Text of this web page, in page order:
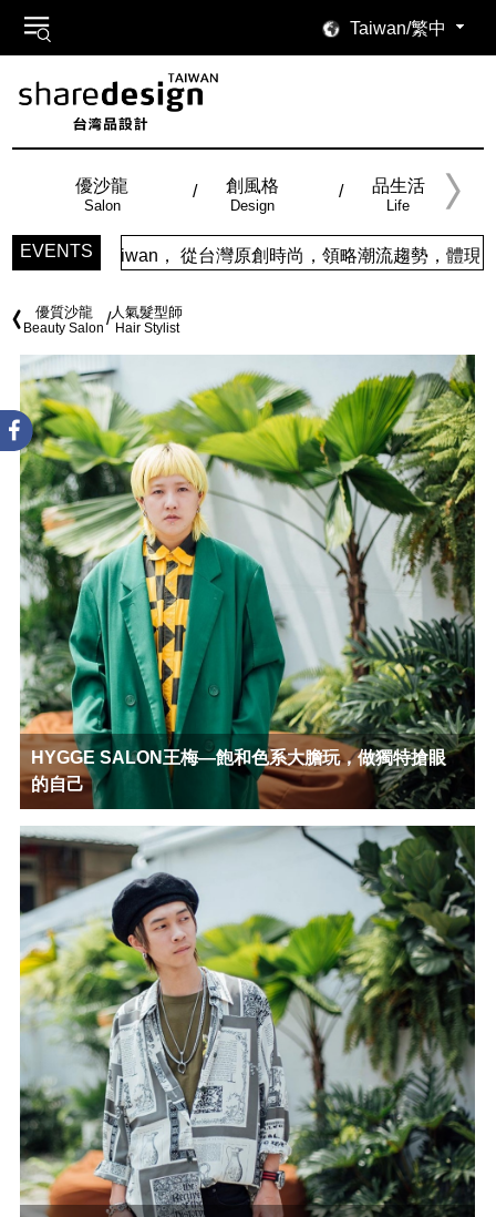
Taiwan/繁中
優沙龍
Salon
創風格
Design
品生活
Life
EVENTS
閱讀感受。
灣原創時尚，領略潮流趨勢，體現個人穿搭品味。
優質沙龍
Beauty Salon
人氣髮型師
Hair Stylist
HYGGE SALON王梅—飽和色系大膽玩，做獨特搶眼
的自己